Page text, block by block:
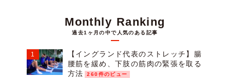
Monthly Ranking
過去1ヶ月の中で人気のある記事
【イングランド代表のストレッチ】腸
腰筋を緩め、下肢の筋肉の緊張を取る
方法
260件のビュー